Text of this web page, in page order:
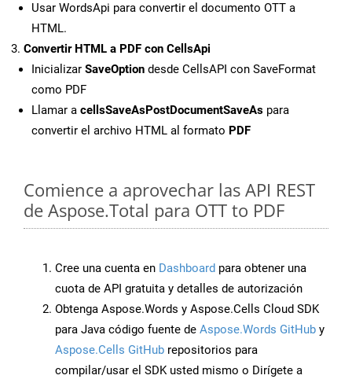
Usar WordsApi para convertir el documento OTT a
HTML.
Convertir HTML a PDF con CellsApi
Inicializar SaveOption desde CellsAPI con SaveFormat
como PDF
Llamar a cellsSaveAsPostDocumentSaveAs para
convertir el archivo HTML al formato PDF
Comience a aprovechar las API REST
de Aspose.Total para OTT to PDF
Cree una cuenta en Dashboard para obtener una
cuota de API gratuita y detalles de autorización
Obtenga Aspose.Words y Aspose.Cells Cloud SDK
para Java código fuente de Aspose.Words GitHub y
Aspose.Cells GitHub repositorios para
compilar/usar el SDK usted mismo o Dirígete a